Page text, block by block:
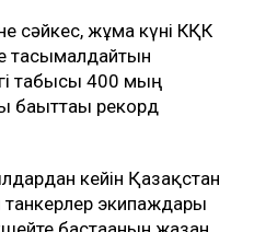
сәйкес, жұма күні КҚК
тасымалдайтын
табысы 400 мың
рекорд
кейін Қазақстан
экипаждары